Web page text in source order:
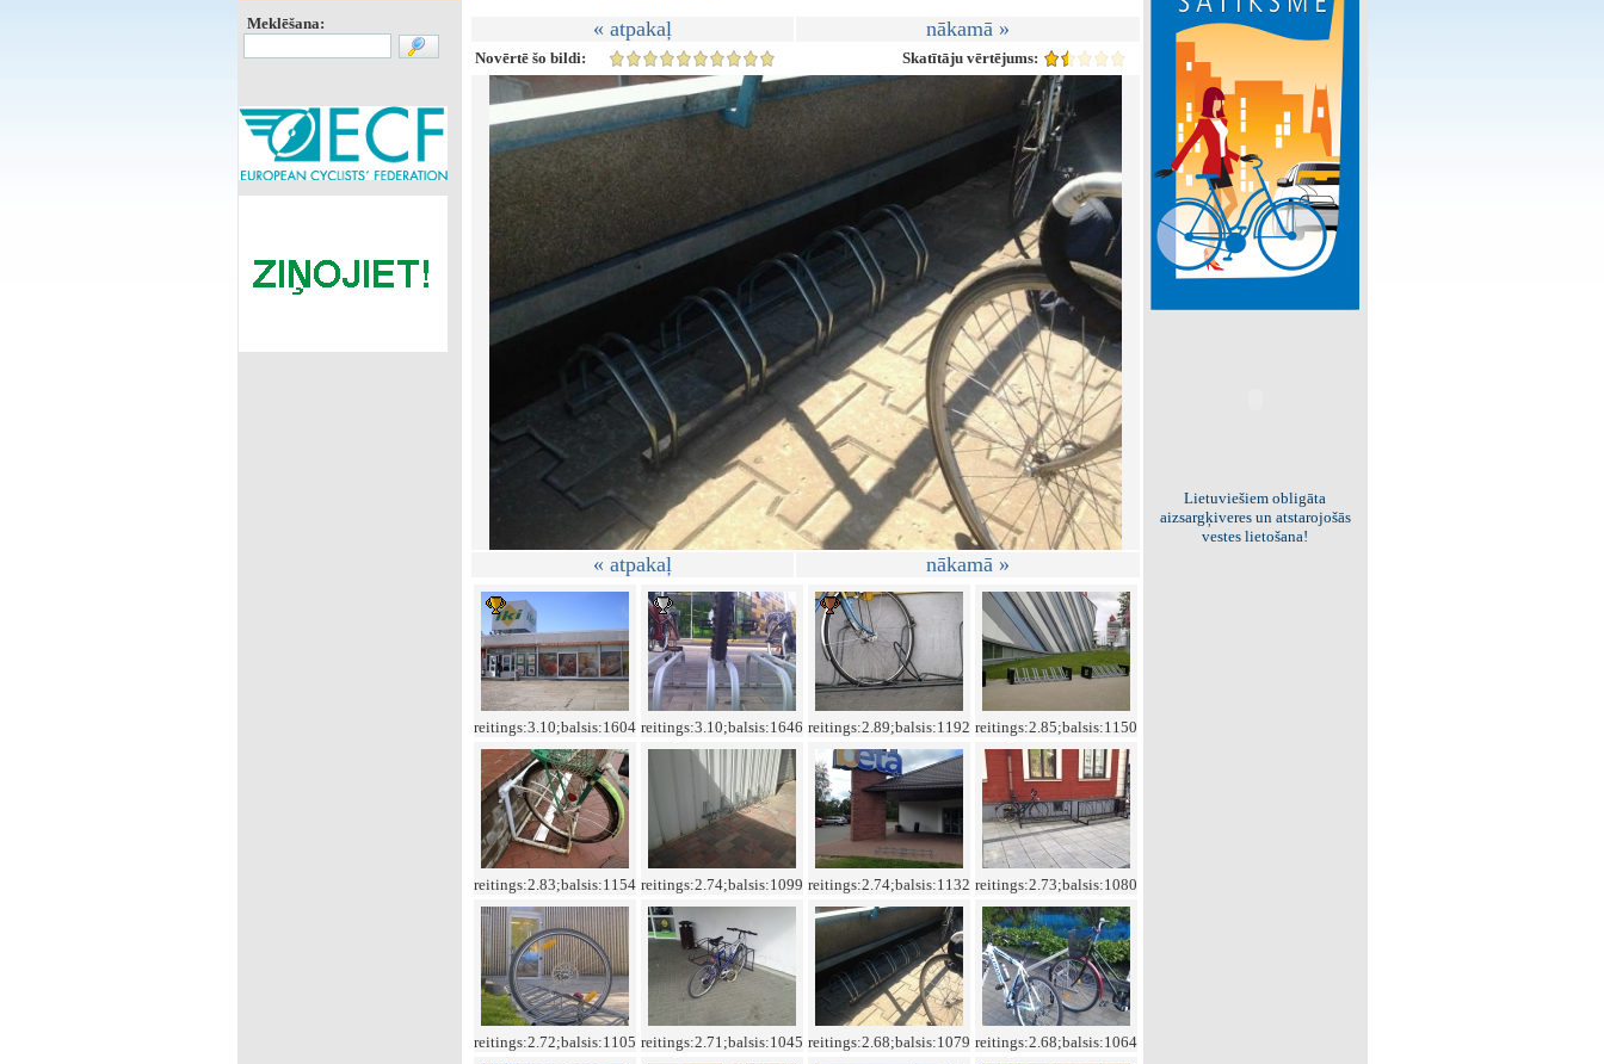
Meklēšana: « atpakaļ nākamā »
Novērtē šo bildi: Skatītāju vērtējums:
« atpakaļ nākamā »
reitings:3.10;balsis:1604 reitings:3.10;balsis:1646 reitings:2.89;balsis:1192 reitings:2.85;balsis:1150
reitings:2.83;balsis:1154 reitings:2.74;balsis:1099 reitings:2.74;balsis:1132 reitings:2.73;balsis:1080
reitings:2.72;balsis:1105 reitings:2.71;balsis:1045 reitings:2.68;balsis:1079 reitings:2.68;balsis:1064
Viss par "Kritisko masu"!
Kolekcionējam saites uz resursiem
internetā!